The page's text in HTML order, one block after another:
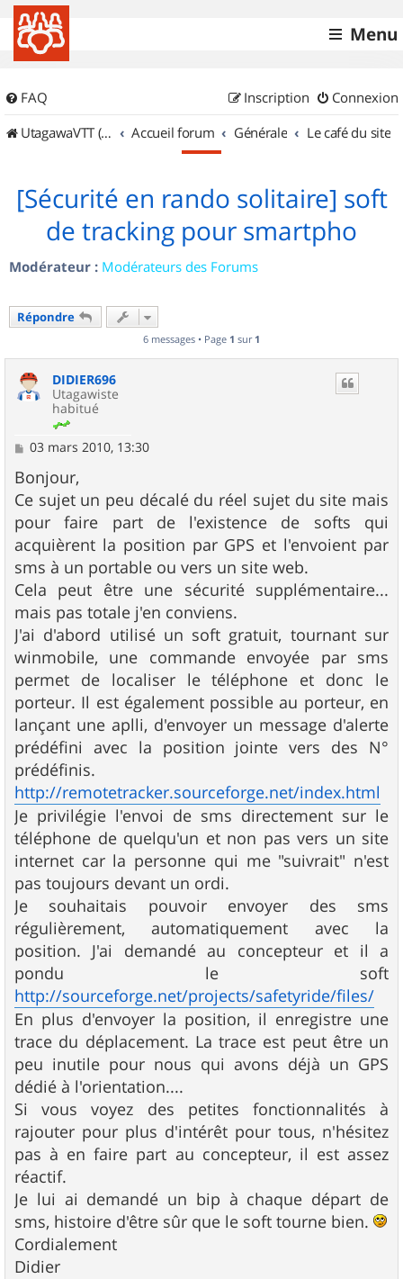
Menu
FAQ Connexion
Inscription
UtagawaVTT (Randos VTT et VTTAE avec traces GPS)
Accueil forum Générale Le café du site
[Sécurité en rando solitaire] soft
de tracking pour smartpho
Modérateur : Modérateurs des Forums
Répondre
6 messages • Page 1 sur 1
DIDIER696
Utagawiste
habitué
M
s
s
a
g
e
03 mars 2010, 13:30
Bonjour,
Ce sujet un peu décalé du réel sujet du site mais
pour faire part de l'existence de softs qui
acquièrent la position par GPS et l'envoient par
sms à un portable ou vers un site web.
Cela peut être une sécurité supplémentaire...
mais pas totale j'en conviens.
J'ai d'abord utilisé un soft gratuit, tournant sur
winmobile, une commande envoyée par sms
permet de localiser le téléphone et donc le
porteur. Il est également possible au porteur, en
lançant une aplli, d'envoyer un message d'alerte
prédéfini avec la position jointe vers des N°
prédéfinis.
http://remotetracker.sourceforge.net/index.html
Je privilégie l'envoi de sms directement sur le
téléphone de quelqu'un et non pas vers un site
internet car la personne qui me "suivrait" n'est
pas toujours devant un ordi.
Je souhaitais pouvoir envoyer des sms
régulièrement, automatiquement avec la
position. J'ai demandé au concepteur et il a
pondu le soft
http://sourceforge.net/projects/safetyride/files/
En plus d'envoyer la position, il enregistre une
trace du déplacement. La trace est peut être un
peu inutile pour nous qui avons déjà un GPS
dédié à l'orientation....
Si vous voyez des petites fonctionnalités à
rajouter pour plus d'intérêt pour tous, n'hésitez
pas à en faire part au concepteur, il est assez
réactif.
Je lui ai demandé un bip à chaque départ de
sms, histoire d'être sûr que le soft tourne bien.
Cordialement
Didier